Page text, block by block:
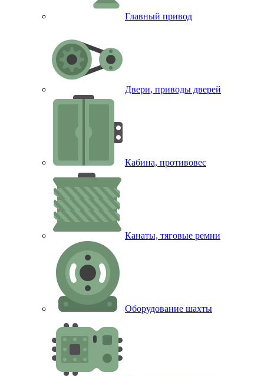
Главный привод
Двери, приводы дверей
Кабина, противовес
Канаты, тяговые ремни
Оборудование шахты